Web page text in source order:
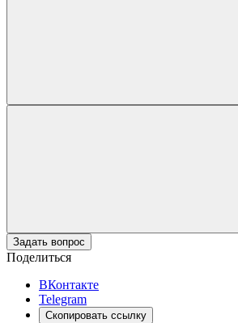
Задать вопрос
Поделиться
ВКонтакте
Telegram
Скопировать ссылку